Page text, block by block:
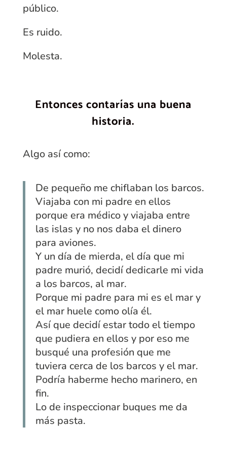
público.
Es ruido.
Molesta.
Entonces contarías una buena
historia.
Algo así como:
De pequeño me chiflaban los barcos.
Viajaba con mi padre en ellos
porque era médico y viajaba entre
las islas y no nos daba el dinero
para aviones.
Y un día de mierda, el día que mi
padre murió, decidí dedicarle mi vida
a los barcos, al mar.
Porque mi padre para mi es el mar y
el mar huele como olía él.
Así que decidí estar todo el tiempo
que pudiera en ellos y por eso me
busqué una profesión que me
tuviera cerca de los barcos y el mar.
Podría haberme hecho marinero, en
fin.
Lo de inspeccionar buques me da
más pasta.